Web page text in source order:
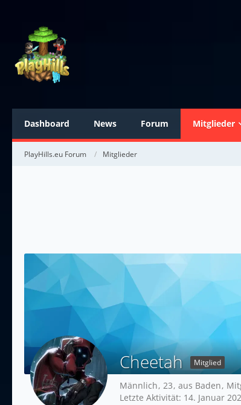
Dashboard News Forum Mitglieder
PlayHills.eu Forum Mitglieder
Cheetah Mitglied
Männlich 23 aus Baden
Letzte Aktivität: 14. Januar